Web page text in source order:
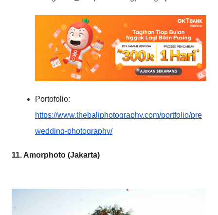
Portofolio:
https://www.thebaliphotography.com/portfolio/pre
wedding-photography/
11. Amorphoto (Jakarta)